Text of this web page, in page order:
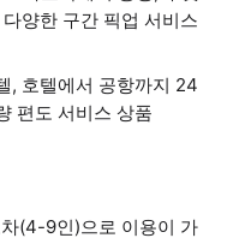
양한 구간 픽업 서비스
, 호텔에서 공항까지 24
편도 서비스 상품
(4-9인)으로 이용이 가